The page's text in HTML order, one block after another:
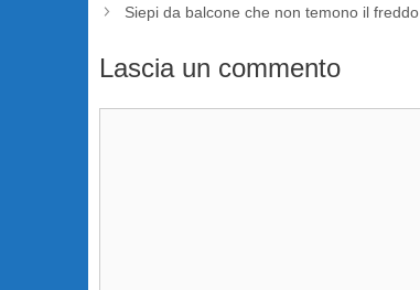
Siepi da balcone che non temono il freddo
Lascia un commento